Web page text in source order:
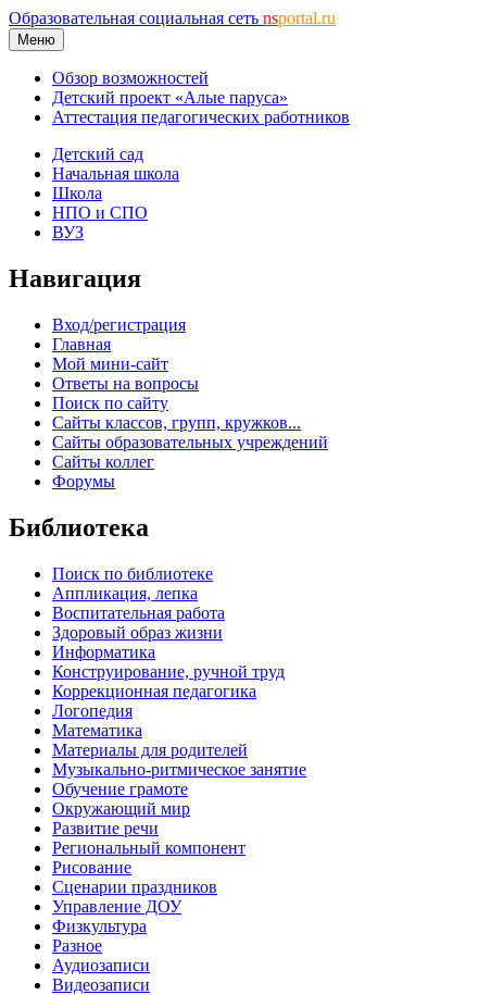
Образовательная социальная сеть nsportal.ru
Меню
Обзор возможностей
Детский проект «Алые паруса»
Аттестация педагогических работников
Детский сад
Начальная школа
Школа
НПО и СПО
ВУЗ
Навигация
Вход/регистрация
Главная
Мой мини-сайт
Ответы на вопросы
Поиск по сайту
Сайты классов, групп, кружков...
Сайты образовательных учреждений
Сайты коллег
Форумы
Библиотека
Поиск по библиотеке
Аппликация, лепка
Воспитательная работа
Здоровый образ жизни
Информатика
Конструирование, ручной труд
Коррекционная педагогика
Логопедия
Математика
Материалы для родителей
Музыкально-ритмическое занятие
Обучение грамоте
Окружающий мир
Развитие речи
Региональный компонент
Рисование
Сценарии праздников
Управление ДОУ
Физкультура
Разное
Аудиозаписи
Видеозаписи